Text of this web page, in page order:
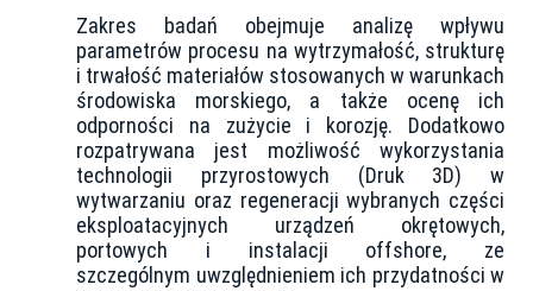
Zakres badań obejmuje analizę wpływu
parametrów procesu na wytrzymałość, strukturę
i trwałość materiałów stosowanych w warunkach
środowiska morskiego, a także ocenę ich
odporności na zużycie i korozję. Dodatkowo
rozpatrywana jest możliwość wykorzystania
technologii przyrostowych (Druk 3D) w
wytwarzaniu oraz regeneracji wybranych części
eksploatacyjnych urządzeń okrętowych,
portowych i instalacji offshore, ze
szczególnym uwzględnieniem ich przydatności w